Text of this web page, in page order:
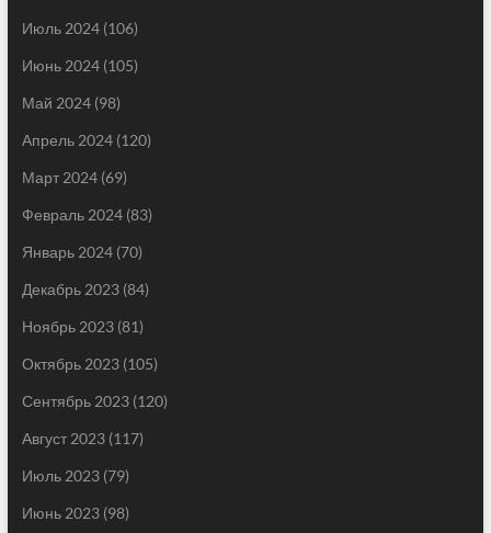
Июль 2024(106)
Июнь 2024(105)
Май 2024(98)
Апрель 2024(120)
Март 2024(69)
Февраль 2024(83)
Январь 2024(70)
Декабрь 2023(84)
Ноябрь 2023(81)
Октябрь 2023(105)
Сентябрь 2023(120)
Август 2023(117)
Июль 2023(79)
Июнь 2023(98)